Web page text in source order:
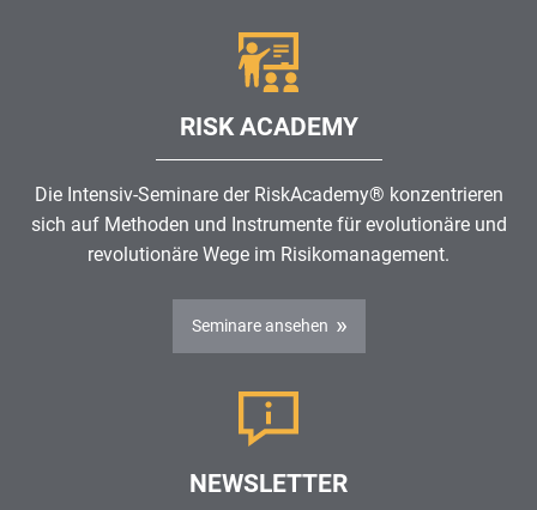
RISK ACADEMY
Die Intensiv-Seminare der RiskAcademy® konzentrieren
sich auf Methoden und Instrumente für evolutionäre und
revolutionäre Wege im Risikomanagement.
Seminare ansehen
NEWSLETTER